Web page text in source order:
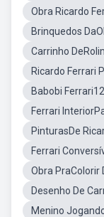
Obra Ricardo
Brinquedos
Carrinho
Ricardo Ferrari
Babobi
Ferrari
PinturasDe
Ferrari
Obra PraColorir
Desenho De
Menino